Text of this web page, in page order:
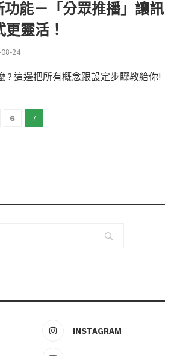
功能－「分眾推播」讓訊
靈活！
24
? 這邊把所有概念跟設定步驟教給你!
6 7
INSTAGRAM